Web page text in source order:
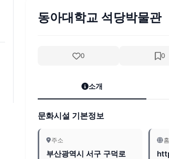
동아대학교 석당박물관
0 0
소개
문화시설 기본정보
주소
부산광역시 서구 구덕로